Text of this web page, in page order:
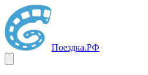
Поездка.РФ